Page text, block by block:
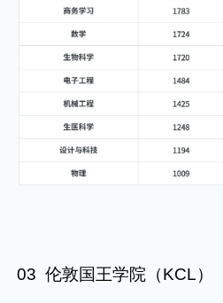
03 伦敦国王学院（KCL）